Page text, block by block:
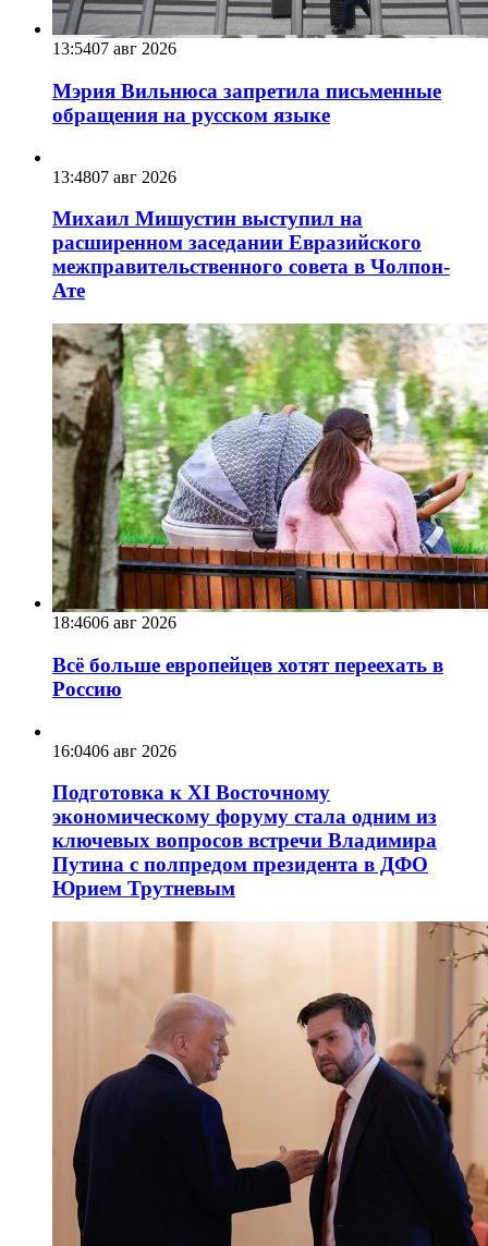
13:5407 авг 2026
Мэрия Вильнюса запретила письменные
обращения на русском языке
13:4807 авг 2026
Михаил Мишустин выступил на
расширенном заседании Евразийского
межправительственного совета в Чолпон-
Ате
18:4606 авг 2026
Всё больше европейцев хотят переехать в
Россию
16:0406 авг 2026
Подготовка к XI Восточному
экономическому форуму стала одним из
ключевых вопросов встречи Владимира
Путина с полпредом президента в ДФО
Юрием Трутневым